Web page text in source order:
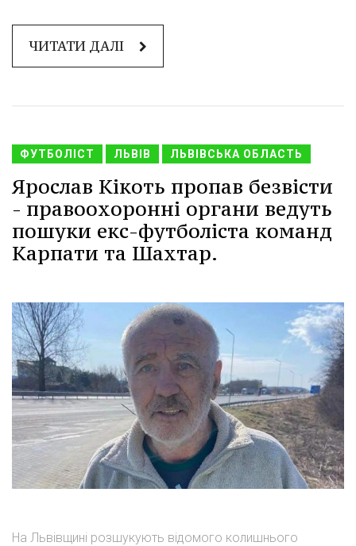
ЧИТАТИ ДАЛІ
ФУТБОЛІСТ ЛЬВІВ ЛЬВІВСЬКА ОБЛАСТЬ
Ярослав Кікоть пропав безвісти
- правоохоронні органи ведуть
пошуки екс-футболіста команд
Карпати та Шахтар.
На Львівщині розшукують відомого колишнього